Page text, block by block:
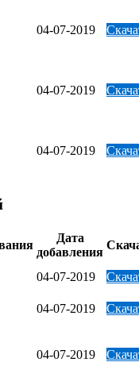
04-07-2019
04-07-2019
04-07-2019
Дата
добавления
04-07-2019
04-07-2019
04-07-2019